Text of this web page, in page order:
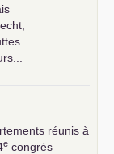
réunis à
e congrès